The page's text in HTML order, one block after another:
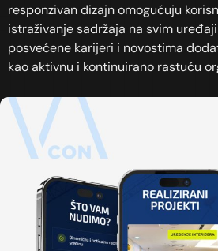
responzivan dizajn omogućuju
istraživanje sadržaja na svim
posvećene karijeri i novostima
kao aktivnu i kontinuirano rastuću